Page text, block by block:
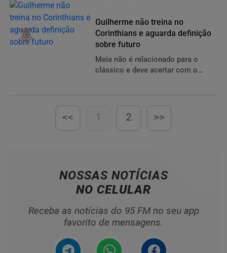
Guilherme não treina no
Corinthians e aguarda definição
sobre futuro
Meia não é relacionado para o
clássico e deve acertar com o
<< 1 2 >>
NOSSAS NOTÍCIAS
NO CELULAR
Receba as notícias do 95 FM no seu app
favorito de mensagens.